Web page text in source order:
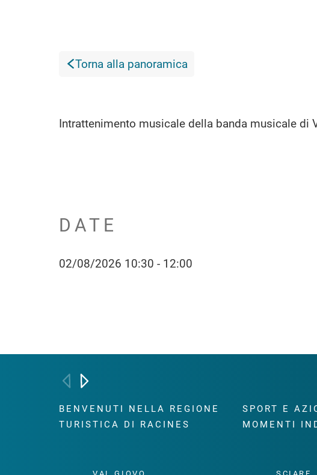
Torna alla panoramica
Intrattenimento musicale della banda musicale di
DATE
02/08/2026 10:30 - 12:00
BENVENUTI NELLA REGIONE
TURISTICA DI RACINES
SPORT E
MOMENTI